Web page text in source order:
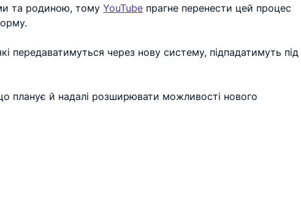
та родиною, тому YouTube прагне перенести цей процес
передаватимуться через нову систему, підпадатимуть під
планує й надалі розширювати можливості нового